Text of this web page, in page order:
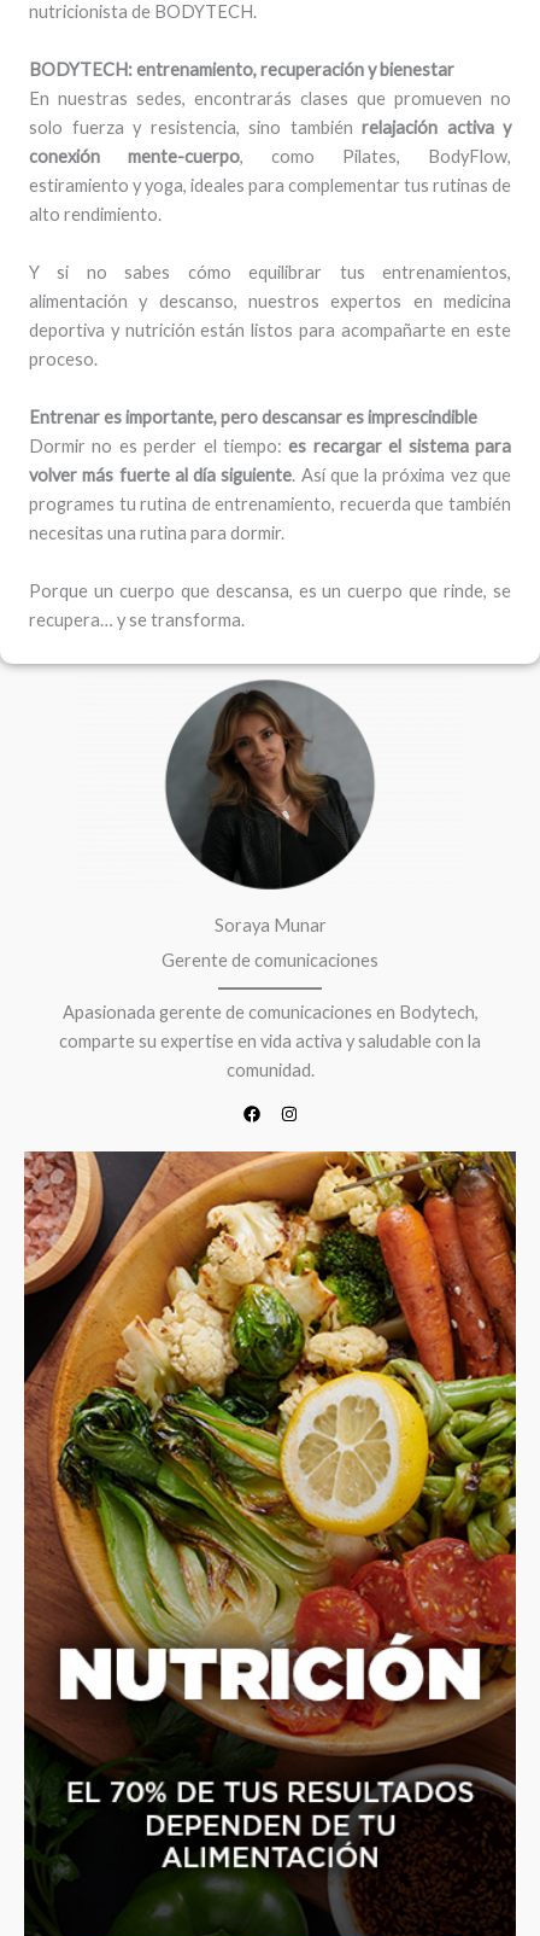
nutricionista de BODYTECH.
BODYTECH: entrenamiento, recuperación y bienestar
En nuestras sedes, encontrarás clases que promueven no
solo fuerza y resistencia, sino también relajación activa y
conexión mente-cuerpo, como Pilates, BodyFlow,
estiramiento y yoga, ideales para complementar tus rutinas de
alto rendimiento.
Y si no sabes cómo equilibrar tus entrenamientos,
alimentación y descanso, nuestros expertos en medicina
deportiva y nutrición están listos para acompañarte en este
proceso.
Entrenar es importante, pero descansar es imprescindible
Dormir no es perder el tiempo:es recargar el sistema para
volver más fuerte al día siguiente. Así que la próxima vez que
programes tu rutina de entrenamiento, recuerda que también
necesitas una rutina para dormir.
Porque un cuerpo que descansa, es un cuerpo que rinde, se
recupera… y se transforma.
Soraya Munar
Gerente de comunicaciones
Apasionada gerente de comunicaciones en Bodytech,
comparte su expertise en vida activa y saludable con la
comunidad.
F
a
c
e
b
o
o
k
I
s
t
a
g
r
a
m